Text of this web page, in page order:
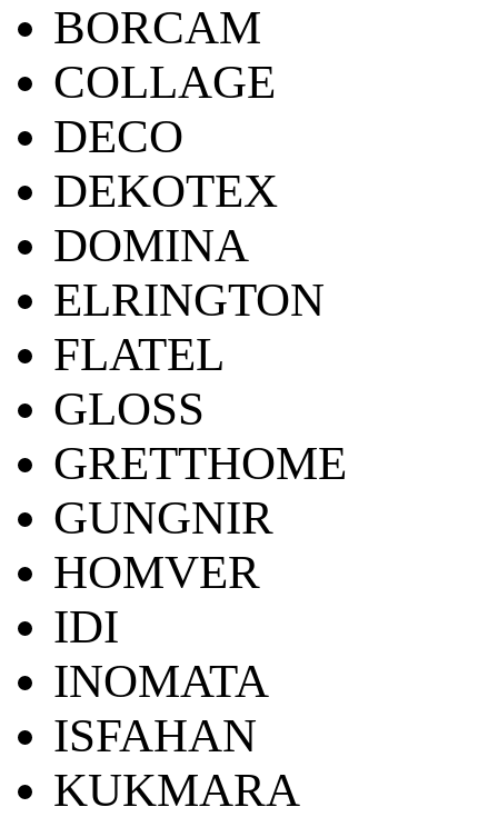
BORCAM
COLLAGE
DECO
DEKOTEX
DOMINA
ELRINGTON
FLATEL
GLOSS
GRETTHOME
GUNGNIR
HOMVER
IDI
INOMATA
ISFAHAN
KUKMARA